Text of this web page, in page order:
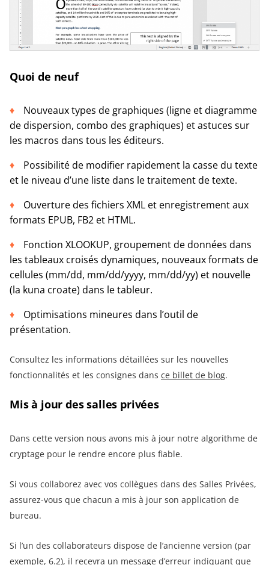
Quoi de neuf
Nouveaux types de graphiques (ligne et diagramme
de dispersion, combo des graphiques) et astuces sur
les macros dans tous les éditeurs.
Possibilité de modifier rapidement la casse du texte
et le niveau d’une liste dans le traitement de texte.
Ouverture des fichiers XML et enregistrement aux
formats EPUB, FB2 et HTML.
Fonction XLOOKUP, groupement de données dans
les tableaux croisés dynamiques, nouveaux formats de
cellules (mm/dd, mm/dd/yyyy, mm/dd/yy) et nouvelle
(la kuna croate) dans le tableur.
Optimisations mineures dans l’outil de
présentation.
Consultez les informations détaillées sur les nouvelles
fonctionnalités et les consignes dans ce billet de blog.
Mis à jour des salles privées
Dans cette version nous avons mis à jour notre algorithme de
cryptage pour le rendre encore plus fiable.
Si vous collaborez avec vos collègues dans des Salles Privées,
assurez-vous que chacun a mis à jour son application de
bureau.
Si l’un des collaborateurs dispose de l’ancienne version (par
exemple, 6.2), il recevra un message d’erreur indiquant que